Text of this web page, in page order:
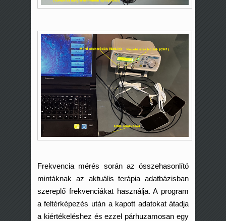
Frekvencia mérés során az összehasonlító
mintáknak az aktuális terápia adatbázisban
szereplő frekvenciákat használja. A program
a feltérképezés után a kapott adatokat átadja
a kiértékeléshez és ezzel párhuzamosan egy